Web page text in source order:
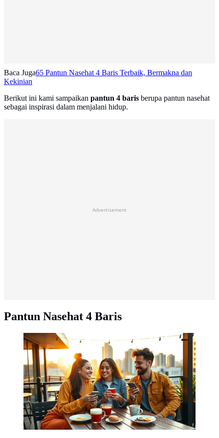
Baca Juga65 Pantun Nasehat 4 Baris Terbaik, Bermakna dan
Kekinian
Berikut ini kami sampaikan pantun 4 baris berupa pantun nasehat
sebagai inspirasi dalam menjalani hidup.
Advertisement
Pantun Nasehat 4 Baris
pantun selamat pagi lucu 2 baris ©Ilustrasi dibuat
Stable Diffusion